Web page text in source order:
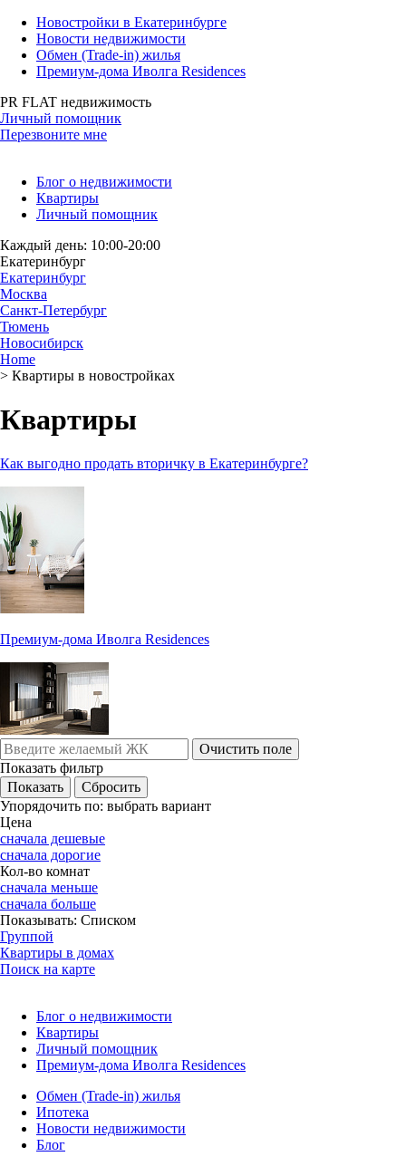
Новостройки в Екатеринбурге
Новости недвижимости
Обмен (Trade-in) жилья
Премиум-дома Иволга Residences
PR FLAT недвижимость
Личный помощник
Перезвоните мне
Блог о недвижимости
Квартиры
Личный помощник
Каждый день: 10:00-20:00
Екатеринбург
Екатеринбург
Москва
Санкт-Петербург
Тюмень
Новосибирск
Home
> Квартиры в новостройках
Квартиры
Как выгодно продать вторичку в Екатеринбурге?
Премиум-дома Иволга Residences
Очистить поле
Показать фильтр
Упорядочить по: выбрать вариант
Цена
сначала дешевые
сначала дорогие
Кол-во комнат
сначала меньше
сначала больше
Показывать: Списком
Группой
Квартиры в домах
Поиск на карте
Блог о недвижимости
Квартиры
Личный помощник
Премиум-дома Иволга Residences
Обмен (Trade-in) жилья
Ипотека
Новости недвижимости
Блог